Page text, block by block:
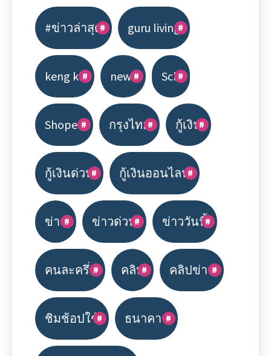
#ข่าวล่าสุด guru living
keng kk news Scb
Shopee กรุงไทย กู้เงิน
กู้เงินด่วน กู้เงินออนไลน์
ข่าว ข่าวด่วน ข่าววันนี้
คนละครึ่ง คลิป คลิปข่าว
ชิมช้อปใช้ ธนาคาร